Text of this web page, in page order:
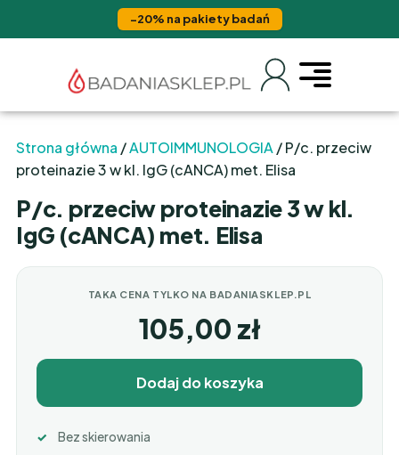
−20% na pakiety badań
Strona główna /AUTOIMMUNOLOGIA / P/c. przeciw
proteinazie 3 w kl. IgG (cANCA) met. Elisa
P/c. przeciw proteinazie 3 w kl.
IgG (cANCA) met. Elisa
TAKA CENA TYLKO NA BADANIASKLEP.PL
105,00 zł
Dodaj do koszyka
Bez skierowania